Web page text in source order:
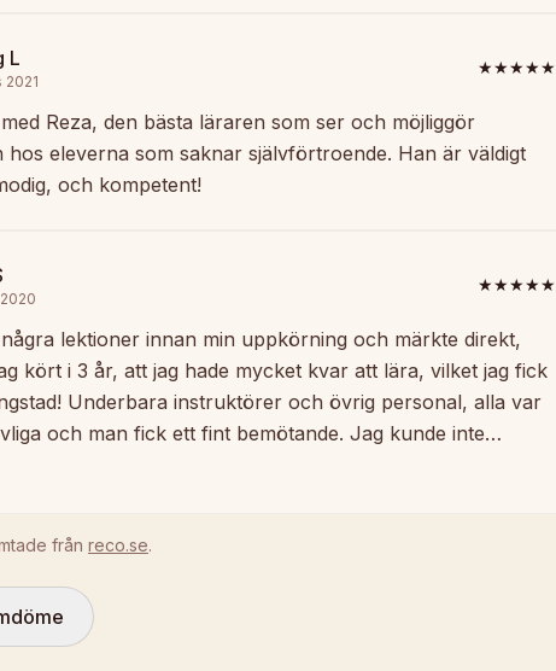
L
2021
★★★★★
Reza, den bästa läraren som ser och möjliggör
hos eleverna som saknar självförtroende. Han är väldigt
och kompetent!
★★★★★
lektioner innan min uppkörning och märkte direkt,
kört i 3 år, att jag hade mycket kvar att lära, vilket jag fick
Underbara instruktörer och övrig personal, alla var
och man fick ett fint bemötande. Jag kunde inte…
från reco.se.